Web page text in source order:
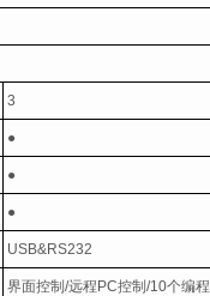
3
●
●
●
USB&RS232
界面控制/远程 PC控制/10个编程